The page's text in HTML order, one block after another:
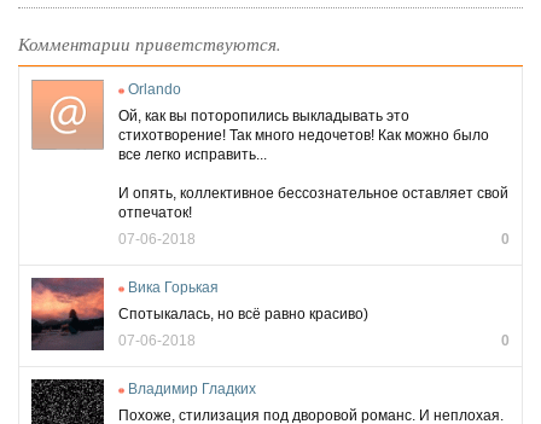
Комментарии приветствуются.
Orlando
Ой, как вы поторопились выкладывать это
стихотворение! Так много недочетов! Как можно было
все легко исправить...
И опять, коллективное бессознательное оставляет свой
отпечаток!
0
07-06-2018
Вика Горькая
Спотыкалась, но всё равно красиво)
0
07-06-2018
Владимир Гладких
Похоже, стилизация под дворовой романс. И неплохая.